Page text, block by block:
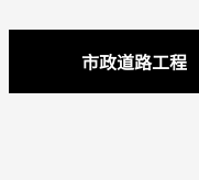
市政道路工程